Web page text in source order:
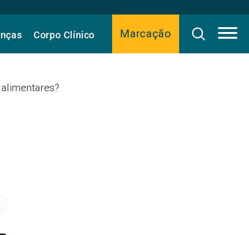
Marcação
Corpo Clínico